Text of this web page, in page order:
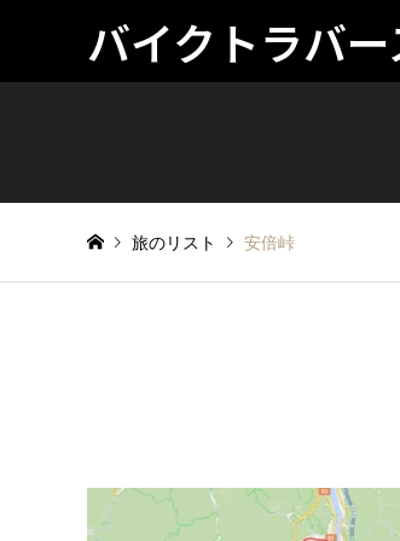
バイクトラバ
旅のリスト 安倍峠